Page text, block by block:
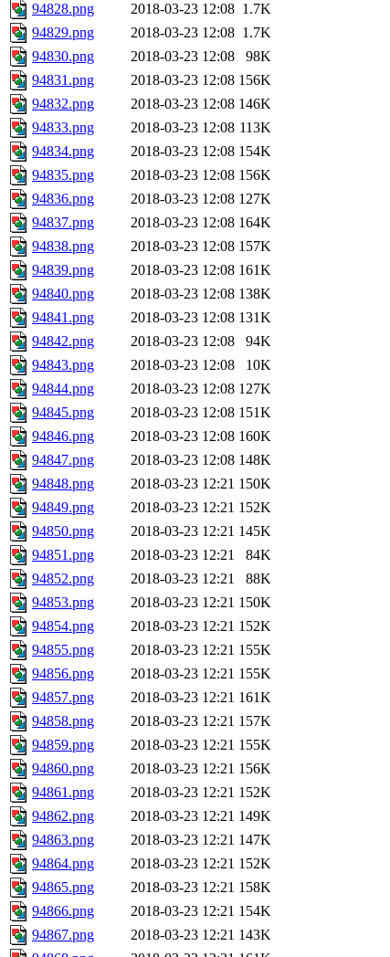
94828.png
2018-03-23 12:08 1.7K
94829.png
2018-03-23 12:08 1.7K
94830.png
2018-03-23 12:08
98K
94831.png
2018-03-23 12:08 156K
94832.png
2018-03-23 12:08 146K
94833.png
2018-03-23 12:08 113K
94834.png
2018-03-23 12:08 154K
94835.png
2018-03-23 12:08 156K
94836.png
2018-03-23 12:08 127K
94837.png
2018-03-23 12:08 164K
94838.png
2018-03-23 12:08 157K
94839.png
2018-03-23 12:08 161K
94840.png
2018-03-23 12:08 138K
94841.png
2018-03-23 12:08 131K
94842.png
2018-03-23 12:08
94K
94843.png
2018-03-23 12:08
10K
94844.png
2018-03-23 12:08 127K
94845.png
2018-03-23 12:08 151K
94846.png
2018-03-23 12:08 160K
94847.png
2018-03-23 12:08 148K
94848.png
2018-03-23 12:21 150K
94849.png
2018-03-23 12:21 152K
94850.png
2018-03-23 12:21 145K
94851.png
2018-03-23 12:21
84K
94852.png
2018-03-23 12:21
88K
94853.png
2018-03-23 12:21 150K
94854.png
2018-03-23 12:21 152K
94855.png
2018-03-23 12:21 155K
94856.png
2018-03-23 12:21 155K
94857.png
2018-03-23 12:21 161K
94858.png
2018-03-23 12:21 157K
94859.png
2018-03-23 12:21 155K
94860.png
2018-03-23 12:21 156K
94861.png
2018-03-23 12:21 152K
94862.png
2018-03-23 12:21 149K
94863.png
2018-03-23 12:21 147K
94864.png
2018-03-23 12:21 152K
94865.png
2018-03-23 12:21 158K
94866.png
2018-03-23 12:21 154K
94867.png
2018-03-23 12:21 143K